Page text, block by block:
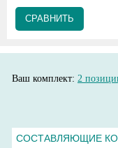
СРАВНИТЬ
Ваш комплект: 2
СОСТАВЛЯЮЩИЕ